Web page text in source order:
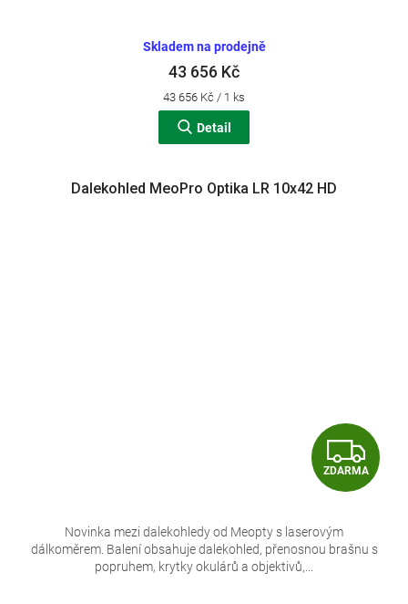
Skladem na prodejně
43 656 Kč
Měrná
cena:
43 656 Kč / 1 ks
Detail
Z
D
R
ZDARMA
Dalekohled MeoPro Optika LR 10x42 HD
Novinka mezi dalekohledy od Meopty s laserovým
dálkoměrem. Balení obsahuje dalekohled, přenosnou brašnu s
popruhem, krytky okulárů a objektivů,...